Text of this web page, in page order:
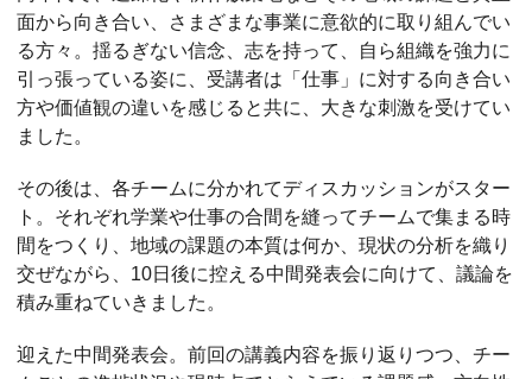
面から向き合い、さまざまな事業に意欲的に取り組んでい
る方々。揺るぎない信念、志を持って、自ら組織を強力に
引っ張っている姿に、受講者は「仕事」に対する向き合い
方や価値観の違いを感じると共に、大きな刺激を受けてい
ました。
その後は、各チームに分かれてディスカッションがスター
ト。それぞれ学業や仕事の合間を縫ってチームで集まる時
間をつくり、地域の課題の本質は何か、現状の分析を織り
交ぜながら、10日後に控える中間発表会に向けて、議論を
積み重ねていきました。
迎えた中間発表会。前回の講義内容を振り返りつつ、チー